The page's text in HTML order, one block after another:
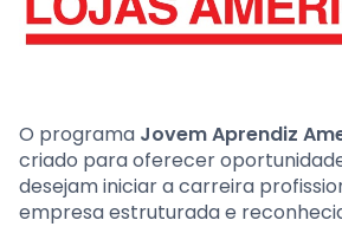
O programa Jovem Aprendiz
criado para oferecer
desejam iniciar a carreira
empresa estruturada e